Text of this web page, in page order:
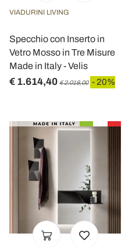
VIADURINI LIVING
Specchio con Inserto in
Vetro Mosso in Tre Misure
Made in Italy - Velis
€ 1.614,40 € 2.018,00 - 20%